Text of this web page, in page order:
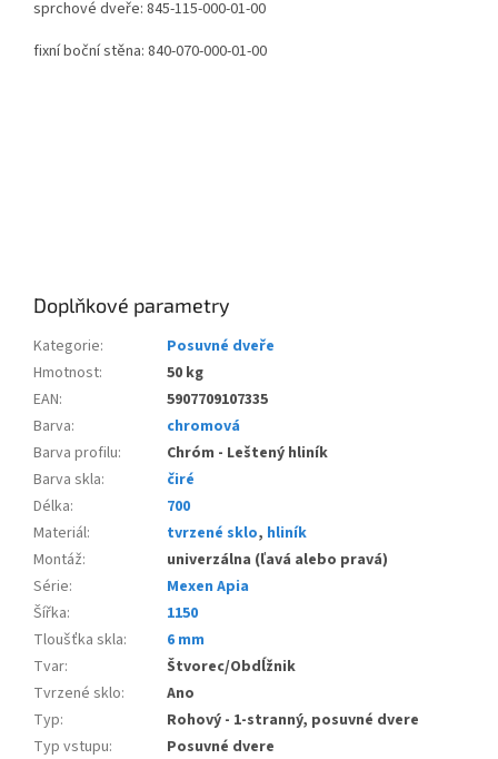
sprchové dveře: 845-115-000-01-00
fixní boční stěna: 840-070-000-01-00
Doplňkové parametry
Kategorie:
Posuvné dveře
Hmotnost:
50 kg
EAN:
5907709107335
Barva:
chromová
Barva profilu:
Chróm - Leštený hliník
Barva skla:
čiré
Délka:
700
Materiál: tvrzené sklo, hliník
Montáž:
univerzálna (ľavá alebo pravá)
Série:
Mexen Apia
Šířka:
1150
Tloušťka skla:
6 mm
Tvar:
Štvorec/Obdĺžnik
Tvrzené sklo:
Ano
Typ:
Rohový - 1-stranný, posuvné dvere
Typ vstupu:
Posuvné dvere